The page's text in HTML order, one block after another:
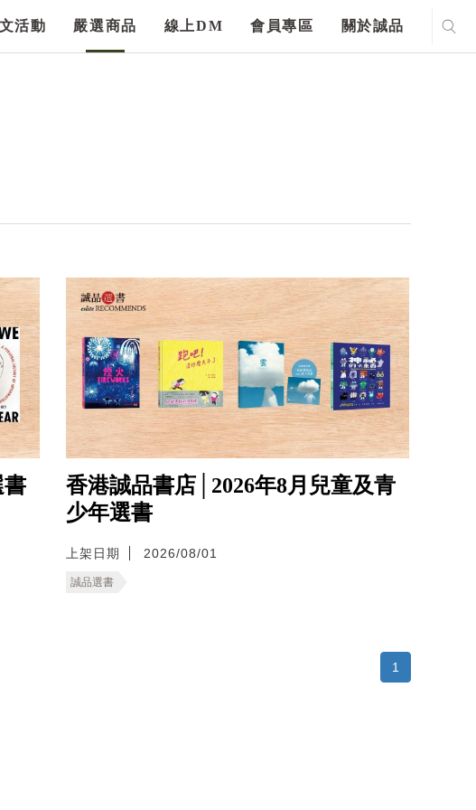
活動 嚴選商品 線上DM 會員專區 關於誠品
書
香港誠品書店│2026年8月兒童及青
少年選書
上架日期 2026/08/01
誠品選書
1